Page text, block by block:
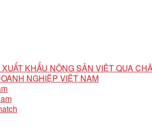
KHẨU NÔNG SẢN VIỆT QUA
NGHIỆP VIỆT NAM